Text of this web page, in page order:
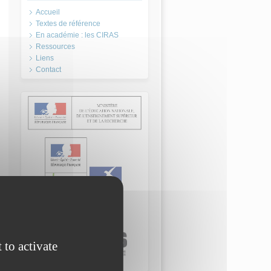
Accueil
Textes de référence
En académie : les CIRAS
Ressources
Liens
Contact
to activate